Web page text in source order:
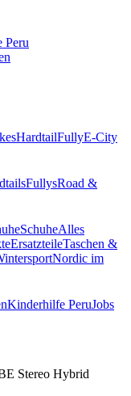
Peru
HardtailFullyE-City
FullysRoad &
SchuheAlles
ErsatzteileTaschen &
Nordic im
Kinderhilfe PeruJobs
Stereo Hybrid